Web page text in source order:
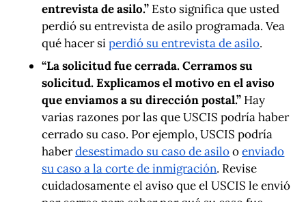
entrevista de asilo.” Esto significa que usted
perdió su entrevista de asilo programada. Vea
qué hacer siperdió su entrevista de asilo.
“La solicitud fue cerrada. Cerramos su
solicitud. Explicamos el motivo en el aviso
que enviamos a su dirección postal.” Hay
varias razones por las que USCIS podría haber
cerrado su caso. Por ejemplo, USCIS podría
haberdesestimado su caso de asilooenviado
su caso a la corte de inmigración. Revise
cuidadosamente el aviso que el USCIS le envió